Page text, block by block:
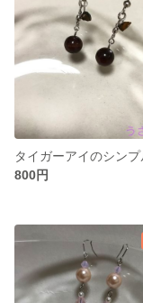
800円